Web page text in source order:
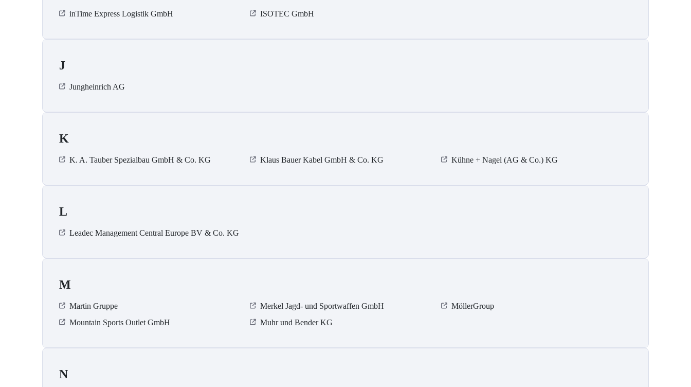
inTime Express Logistik GmbH ISOTEC GmbH
J
Jungheinrich AG
K
K. A. Tauber Spezialbau GmbH & Co. KG Klaus Bauer Kabel GmbH & Co. KG Kühne + Nagel (AG & Co.) KG
L
Leadec Management Central Europe BV & Co. KG
M
Martin Gruppe Merkel Jagd- und Sportwaffen GmbH
MöllerGroup
Mountain Sports Outlet GmbH
Muhr und Bender KG
N